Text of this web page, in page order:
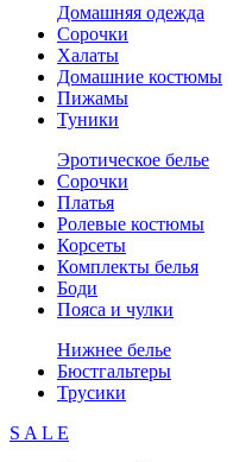
Домашняя одежда
Сорочки
Халаты
Домашние костюмы
Пижамы
Туники
Эротическое белье
Сорочки
Платья
Ролевые костюмы
Корсеты
Комплекты белья
Боди
Пояса и чулки
Нижнее белье
Бюстгальтеры
Трусики
S A L E